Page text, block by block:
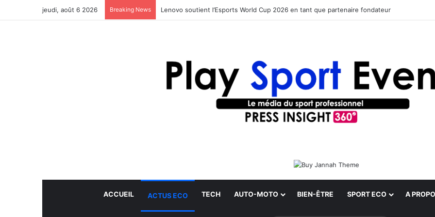
jeudi, août 6 2026 Breaking News Lenovo soutient l’Esports World Cup 2026 en tant que partenaire fondateur
ACCUEIL ACTUS ECO TECH AUTO-MOTO BIEN-ÊTRE SPORT ECO A